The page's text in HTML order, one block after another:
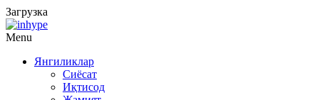
Загрузка
Menu
Янгиликлар
Сиёсат
Иқтисод